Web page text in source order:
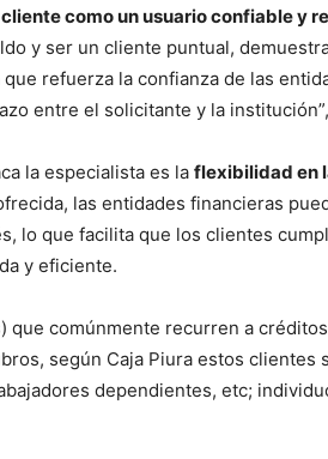
como un usuario confiable y
y ser un cliente puntual,
refuerza la confianza de las
entre el solicitante y la
la especialista es la flexibilidad en
las entidades financieras
lo que facilita que los clientes
y eficiente.
que comúnmente recurren a
según Caja Piura estos clientes
dependientes, etc;